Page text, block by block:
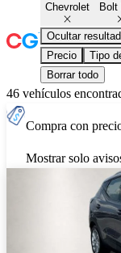
Chevrolet Bolt
Ocultar
Precio
Tipo
Borrar todo
46 vehículos
Compra con
Mostrar solo